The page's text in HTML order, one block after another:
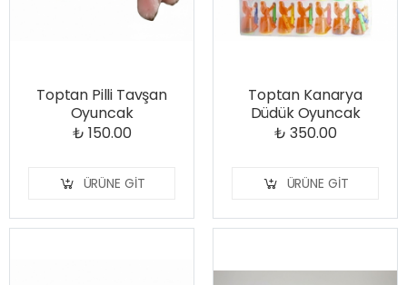
Toptan Pilli Tavşan
Oyuncak
₺ 150.00
ÜRÜNE GIT
Toptan Kanarya
Düdük Oyuncak
₺ 350.00
ÜRÜNE GIT